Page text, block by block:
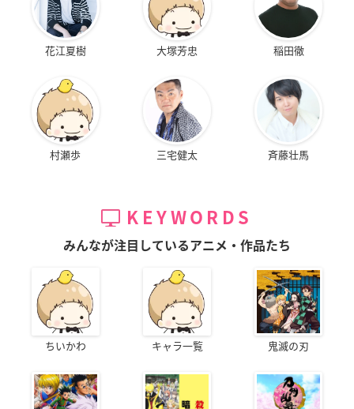
花江夏樹 大塚芳忠 稲田徹
村瀬歩 三宅健太 斉藤壮馬
KEYWORDS
みんなが注目しているアニメ・作品たち
ちいかわ キャラ一覧 鬼滅の刃